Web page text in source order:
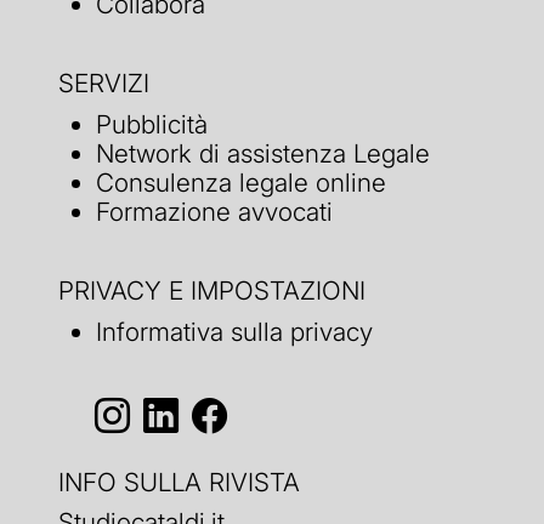
SERVIZI
Pubblicità
Network di assistenza Legale
Consulenza legale online
Formazione avvocati
PRIVACY E IMPOSTAZIONI
Informativa sulla privacy
INFO SULLA RIVISTA